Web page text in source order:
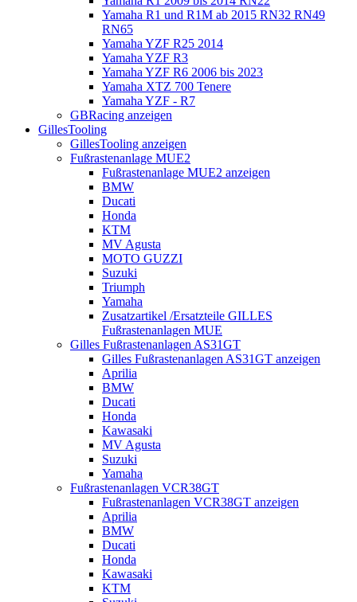
Yamaha R1 und R1M ab 2015 RN32 RN49
RN65
Yamaha YZF R25 2014
Yamaha YZF R3
Yamaha YZF R6 2006 bis 2023
Yamaha XTZ 700 Tenere
Yamaha YZF - R7
GBRacing anzeigen
GillesTooling
GillesTooling anzeigen
Fußrastenanlage MUE2
Fußrastenanlage MUE2 anzeigen
BMW
Ducati
Honda
KTM
MV Agusta
MOTO GUZZI
Suzuki
Triumph
Yamaha
Zusatzartikel /Ersatzteile GILLES
Fußrastenanlagen MUE
Gilles Fußrastenanlagen AS31GT
Gilles Fußrastenanlagen AS31GT anzeigen
Aprilia
BMW
Ducati
Honda
Kawasaki
MV Agusta
Suzuki
Yamaha
Fußrastenanlagen VCR38GT
Fußrastenanlagen VCR38GT anzeigen
Aprilia
BMW
Ducati
Honda
Kawasaki
KTM